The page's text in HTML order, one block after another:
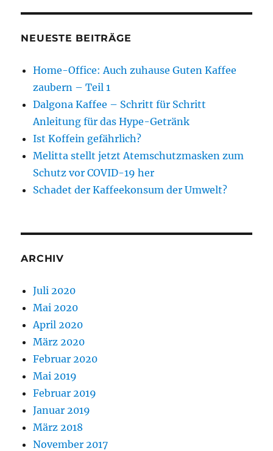
NEUESTE BEITRÄGE
Home-Office: Auch zuhause Guten Kaffee
zaubern – Teil 1
Dalgona Kaffee – Schritt für Schritt
Anleitung für das Hype-Getränk
Ist Koffein gefährlich?
Melitta stellt jetzt Atemschutzmasken zum
Schutz vor COVID-19 her
Schadet der Kaffeekonsum der Umwelt?
ARCHIV
Juli 2020
Mai 2020
April 2020
März 2020
Februar 2020
Mai 2019
Februar 2019
Januar 2019
März 2018
November 2017